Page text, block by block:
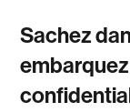
Sachez